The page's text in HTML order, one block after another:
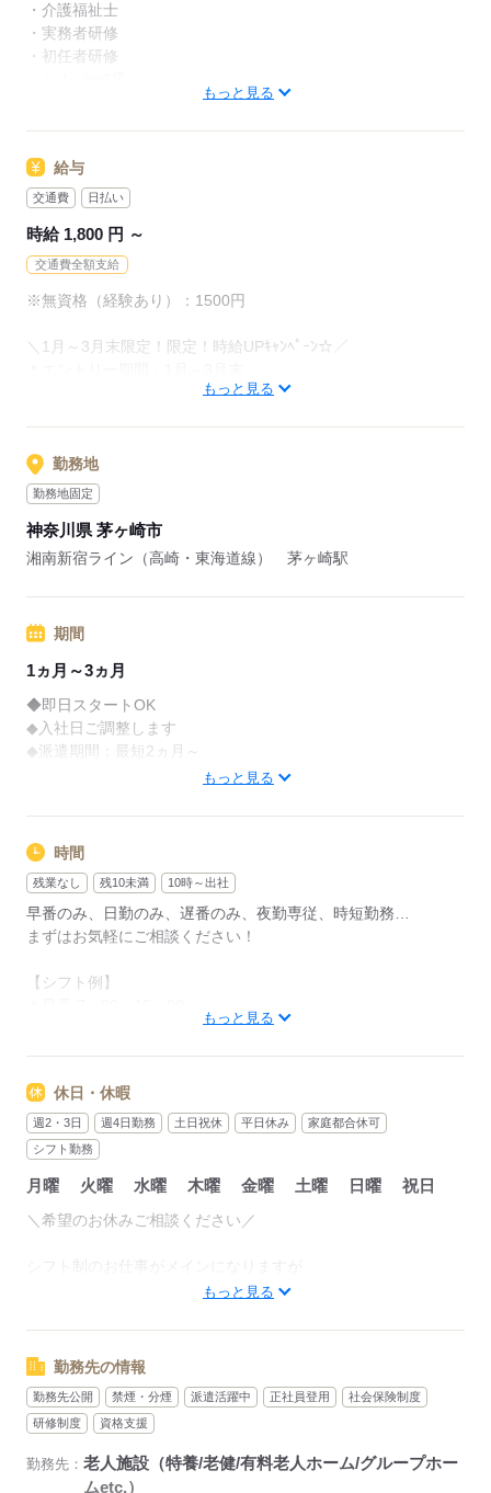
★手厚い取得支援制度★
初任者研修や実務者研修取得のための受講費用を当社が負担。
応募する
・介護福祉士
・実務者研修
・初任者研修
＊経験があれば無資格でもOK
＊資格・経験を高く評価します！
もっと見る
給与
交通費 日払い
時給 1,800 円 ～
交通費全額支給
※無資格（経験あり）：1500円
＼1月～3月末限定！限定！時給UPｷｬﾝﾍﾟｰﾝ☆／
その日を起点に3ヵ月以内にご就業いただいた方
※他のキャンペーンとの併用不可
※退職日がエントリー日から半年たっていない方は対象外
※対象施設限定
■月収例：316,800円＋残業代＋交通費
（時給1,800円×8h×22日の場合）
■日払い有※規定あり
応募する
もっと見る
勤務地
勤務地固定
神奈川県 茅ヶ崎市
湘南新宿ライン（高崎・東海道線） 茅ヶ崎駅
期間
1ヵ月～3ヵ月
◆即日スタートOK
◆入社日ご調整します
◆派遣期間：最短2ヵ月～
◆現在就業中の方もお待ちしています
まず、あなたの希望の働き方を教えてください。
ご相談だけでもOKです！
応募する
もっと見る
時間
残業なし 残10未満 10時～出社
早番のみ、日勤のみ、遅番のみ、夜勤専従、時短勤務…
まずはお気軽にご相談ください！
【シフト例】
（休憩1時間）
・深夜時間（22：00～翌5：00）は割り増し
・交通費全額支給
08：30 出勤・夜勤スタッフからの申し送り
09：30 排泄介助や入居者の健康チェック
11：30 昼食準備、食事介助 食後に、服薬介助や口腔ケア
15：00 散歩などの生活支援 入浴介助・機能訓練
もっと見る
休日・休暇
週2・3日 週4日勤務 土日祝休 平日休み
家庭都合休可
シフト勤務
月曜 火曜 水曜 木曜 金曜 土曜 日曜 祝日
＼希望のお休みご相談ください／
週2日～、フルタイム、固定休など
※連休もOKです
もっと見る
勤務先の情報
勤務先公開 禁煙・分煙 派遣活躍中 正社員登用
社会保険制度
研修制度
資格支援
勤務先： 老人施設（特養/老健/有料老人ホーム/グループホー
ムetc.）